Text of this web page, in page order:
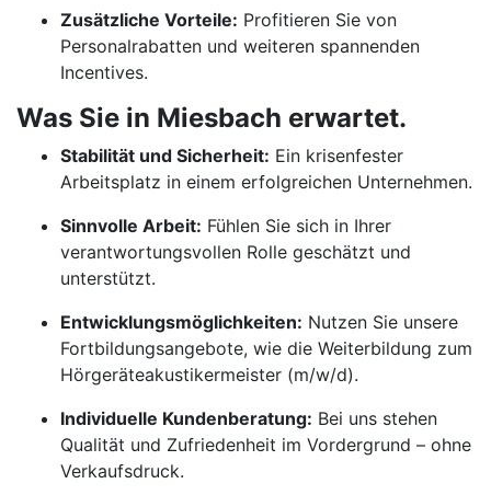
Zusätzliche Vorteile: Profitieren Sie von
Personalrabatten und weiteren spannenden
Incentives.
Was Sie in Miesbach erwartet.
Stabilität und Sicherheit: Ein krisenfester
Arbeitsplatz in einem erfolgreichen Unternehmen.
Sinnvolle Arbeit: Fühlen Sie sich in Ihrer
verantwortungsvollen Rolle geschätzt und
unterstützt.
Entwicklungsmöglichkeiten: Nutzen Sie unsere
Fortbildungsangebote, wie die Weiterbildung zum
Hörgeräteakustikermeister (m/w/d).
Individuelle Kundenberatung: Bei uns stehen
Qualität und Zufriedenheit im Vordergrund – ohne
Verkaufsdruck.